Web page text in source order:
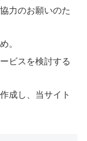
力のお願いのた
。
ビスを検討する
成し、当サイト